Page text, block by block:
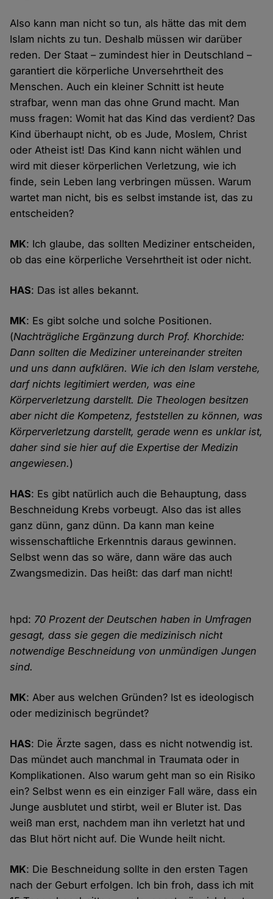
Also kann man nicht so tun, als hätte das mit dem
Islam nichts zu tun. Deshalb müssen wir darüber
reden. Der Staat – zumindest hier in Deutschland –
garantiert die körperliche Unversehrtheit des
Menschen. Auch ein kleiner Schnitt ist heute
strafbar, wenn man das ohne Grund macht. Man
muss fragen: Womit hat das Kind das verdient? Das
Kind überhaupt nicht, ob es Jude, Moslem, Christ
oder Atheist ist! Das Kind kann nicht wählen und
wird mit dieser körperlichen Verletzung, wie ich
finde, sein Leben lang verbringen müssen. Warum
wartet man nicht, bis es selbst imstande ist, das zu
entscheiden?
MK: Ich glaube, das sollten Mediziner entscheiden,
ob das eine körperliche Versehrtheit ist oder nicht.
HAS: Das ist alles bekannt.
MK: Es gibt solche und solche Positionen.
(Nachträgliche Ergänzung durch Prof. Khorchide:
Dann sollten die Mediziner untereinander streiten
und uns dann aufklären. Wie ich den Islam verstehe,
darf nichts legitimiert werden, was eine
Körperverletzung darstellt. Die Theologen besitzen
aber nicht die Kompetenz, feststellen zu können, was
Körperverletzung darstellt, gerade wenn es unklar ist,
daher sind sie hier auf die Expertise der Medizin
angewiesen.)
HAS: Es gibt natürlich auch die Behauptung, dass
Beschneidung Krebs vorbeugt. Also das ist alles
ganz dünn, ganz dünn. Da kann man keine
wissenschaftliche Erkenntnis daraus gewinnen.
Selbst wenn das so wäre, dann wäre das auch
Zwangsmedizin. Das heißt: das darf man nicht!
hpd: 70 Prozent der Deutschen haben in Umfragen
gesagt, dass sie gegen die medizinisch nicht
notwendige Beschneidung von unmündigen Jungen
sind.
MK: Aber aus welchen Gründen? Ist es ideologisch
oder medizinisch begründet?
HAS: Die Ärzte sagen, dass es nicht notwendig ist.
Das mündet auch manchmal in Traumata oder in
Komplikationen. Also warum geht man so ein Risiko
ein? Selbst wenn es ein einziger Fall wäre, dass ein
Junge ausblutet und stirbt, weil er Bluter ist. Das
weiß man erst, nachdem man ihn verletzt hat und
das Blut hört nicht auf. Die Wunde heilt nicht.
MK: Die Beschneidung sollte in den ersten Tagen
nach der Geburt erfolgen. Ich bin froh, dass ich mit